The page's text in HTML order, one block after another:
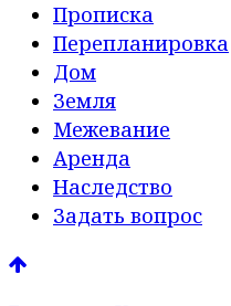
Прописка
Перепланировка
Дом
Земля
Межевание
Аренда
Наследство
Задать вопрос